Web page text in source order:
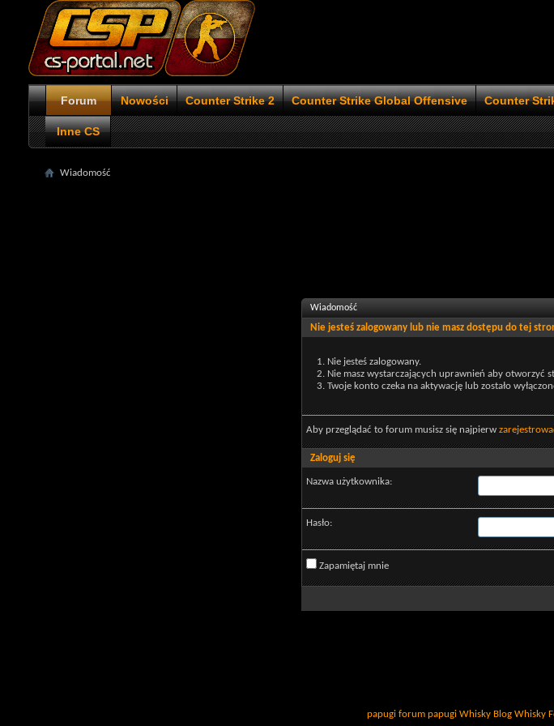
Forum Nowości Counter Strike 2 Counter Strike Global Offensive Counter
Inne CS
Wiadomość
Wiadomość
Nie jesteś zalogowany lub nie masz dostępu do tej
Nie jesteś zalogowany.
Nie masz wystarczających uprawnień aby otworzyć
Twoje konto czeka na aktywację lub zostało
Aby przeglądać to forum musisz się najpierw
Zaloguj się
Nazwa użytkownika:
Hasło:
Zapamiętaj mnie
papugi forum papugi Whisky Blog Whisky